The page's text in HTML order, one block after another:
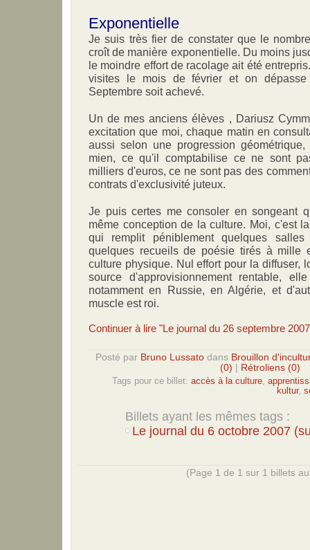
Exponentielle
Je suis très fier de constater que le
croît de manière exponentielle. Du moins
le moindre effort de racolage ait été
visites le mois de février et on
Septembre soit achevé.
Un de mes anciens élèves , Dariusz
excitation que moi, chaque matin en
aussi selon une progression
mien, ce qu'il comptabilise ce ne sont
milliers d'euros, ce ne sont pas des
contrats d'exclusivité juteux.
Je puis certes me consoler en songeant
même conception de la culture. Moi, c'est
qui remplit péniblement quelques
quelques recueils de poésie tirés à mille
culture physique. Nul effort pour la diffuser,
source d'approvisionnement rentable,
notamment en Russie, en Algérie, et
muscle est roi.
Continuer à lire "Le journal du 26 septembre
Posté par Bruno Lussatodans Brouillon
(0)
Rétroliens (0)
Tags pour ce billet: accès à la culture
kultur,
Billets ayant les mêmes tags :
Le journal du 6 octobre 2007
(Page 1 de 1 sur 1 billets